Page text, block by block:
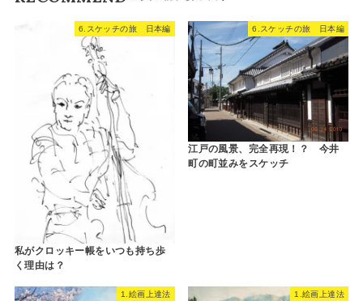
6.スケッチの旅 日本編
私がクロッキー帳をいつも持ち歩
く理由は？
6.スケッチの旅 日本編
江戸の風景、完全再現！？ 今井
町の町並みをスケッチ
1.絵画上達法 1.絵画上達法